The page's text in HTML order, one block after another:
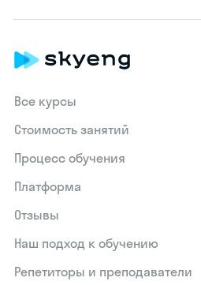
Все курсы
Стоимость занятий
Процесс обучения
Платформа
Отзывы
Наш подход к обучению
Репетиторы и преподаватели